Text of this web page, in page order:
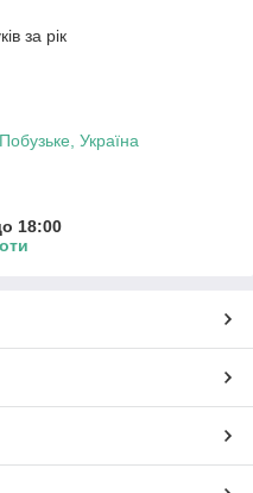
за рік
Україна
18:00